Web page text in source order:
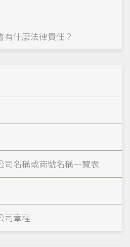
什麼法律責任？
司名稱或商號名稱一覽表
司章程